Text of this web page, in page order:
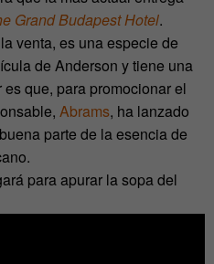
Grand Budapest Hotel.
venta, es una especie de
de Anderson y tiene una
que, para promocionar el
Abrams, ha lanzado
parte de la esencia de
para apurar la sopa del